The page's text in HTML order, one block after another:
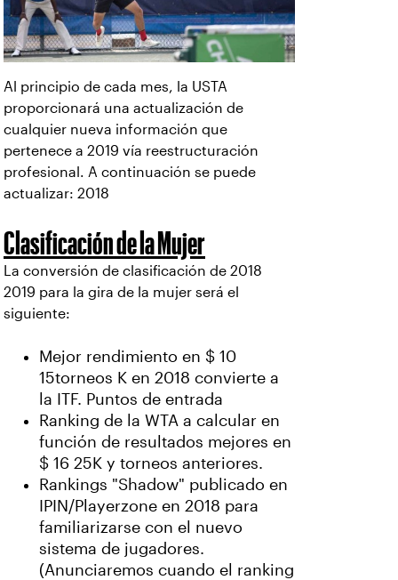
Al principio de cada mes, la USTA
proporcionará una actualización de
cualquier nueva información que
pertenece a 2019 vía reestructuración
profesional. A continuación se puede
actualizar: 2018
Clasificación de la Mujer
La conversión de clasificación de 2018
2019 para la gira de la mujer será el
siguiente:
Mejor rendimiento en $ 10
15torneos K en 2018 convierte a
la ITF. Puntos de entrada
Ranking de la WTA a calcular en
función de resultados mejores en
$ 16 25K y torneos anteriores.
Rankings "Shadow" publicado en
IPIN/Playerzone en 2018 para
familiarizarse con el nuevo
sistema de jugadores.
(Anunciaremos cuando el ranking